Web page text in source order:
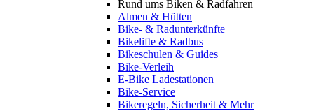
Rund ums Biken & Radfahren
Almen & Hütten
Bike- & Radunterkünfte
Bikelifte & Radbus
Bikeschulen & Guides
Bike-Verleih
E-Bike Ladestationen
Bike-Service
Bikeregeln, Sicherheit & Mehr